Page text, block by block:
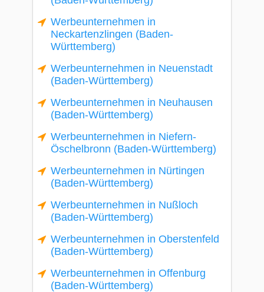
Werbeunternehmen in
Neckartenzlingen (Baden-
Württemberg)
Werbeunternehmen in Neuenstadt
(Baden-Württemberg)
Werbeunternehmen in Neuhausen
(Baden-Württemberg)
Werbeunternehmen in Niefern-
Öschelbronn (Baden-Württemberg)
Werbeunternehmen in Nürtingen
(Baden-Württemberg)
Werbeunternehmen in Nußloch
(Baden-Württemberg)
Werbeunternehmen in Oberstenfeld
(Baden-Württemberg)
Werbeunternehmen in Offenburg
(Baden-Württemberg)